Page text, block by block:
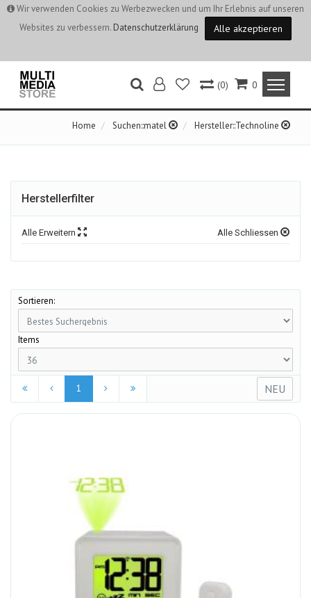
Wir verwenden Cookies zu Werbezwecken und um Ihr Erlebnis auf unseren
Websites zu verbessern. Datenschutzerklärung Alle akzeptieren
0
(0)
Home Suchen::matel Hersteller::Technoline
Herstellerfilter
Alle Erweitern Alle Schliessen
Sortieren:
Items
NEU
1